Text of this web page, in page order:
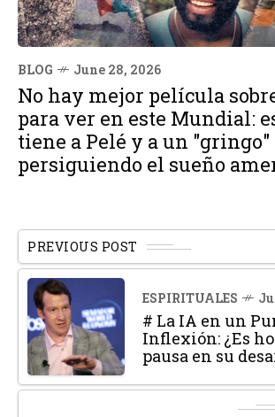
BLOG June 28, 2026
No hay mejor película
para ver en este Mundial:
tiene a Pelé y a un "gringo"
persiguiendo el sueño
PREVIOUS POST
ESPIRITUALES
# La IA en un
Inflexión: ¿Es
pausa en su